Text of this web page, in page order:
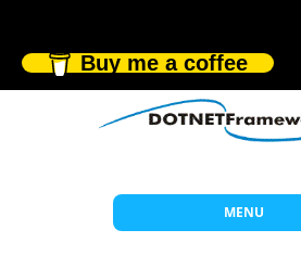
Buy me a coffee
MENU